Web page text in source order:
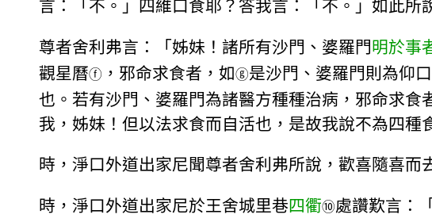
言：「不。」四維口食耶？答我言：「不。」如此所
尊者舍利弗言：「姊妹！諸所有沙門、婆羅門明於事
觀星曆ⓕ ，邪命求食者，如ⓖ是沙門、婆羅門則為仰
也。若有沙門、婆羅門為諸醫方種種治病，邪命求
我，姊妹！但以法求食而自活也，是故我說不為四種
時，淨口外道出家尼聞尊者舍利弗所說，歡喜隨喜而
時，淨口外道出家尼於王舍城里巷四衢⑩處讚歎言：